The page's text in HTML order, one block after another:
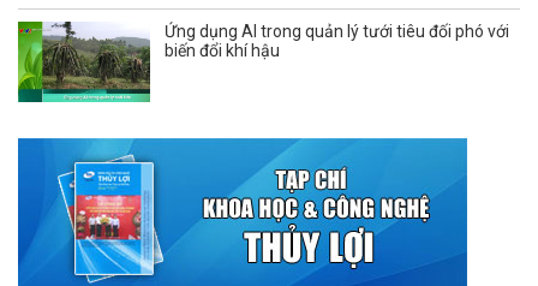
Ứng dụng AI trong quản lý tưới tiêu đối phó với
biến đổi khí hậu